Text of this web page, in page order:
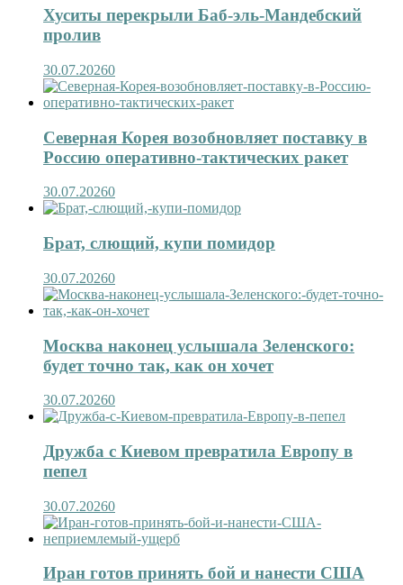
Хуситы перекрыли Баб-эль-Мандебский
пролив
30.07.20260
Северная Корея возобновляет поставку в
Россию оперативно-тактических ракет
30.07.20260
Брат, слющий, купи помидор
30.07.20260
Москва наконец услышала Зеленского:
будет точно так, как он хочет
30.07.20260
Дружба с Киевом превратила Европу в
пепел
30.07.20260
Иран готов принять бой и нанести США